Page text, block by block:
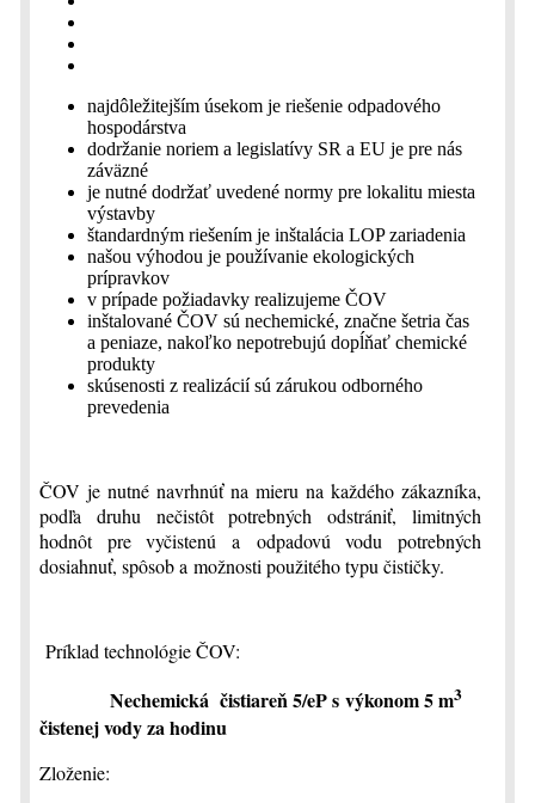
najdôležitejším úsekom je riešenie odpadového
hospodárstva
dodržanie noriem a legislatívy SR a EU je pre nás
záväzné
je nutné dodržať uvedené normy pre lokalitu miesta
výstavby
štandardným riešením je inštalácia LOP zariadenia
našou výhodou je používanie ekologických
prípravkov
v prípade požiadavky realizujeme ČOV
inštalované ČOV sú nechemické, značne šetria čas
a peniaze, nakoľko nepotrebujú dopĺňať chemické
produkty
skúsenosti z realizácií sú zárukou odborného
prevedenia
ČOV je nutné navrhnúť na mieru na každého zákazníka,
podľa druhu nečistôt potrebných odstrániť, limitných
hodnôt pre vyčistenú a odpadovú vodu potrebných
dosiahnuť, spôsob a možnosti použitého typu čističky.
Príklad technológie ČOV:
Nechemická čistiareň 5/eP s výkonom 5 m3
čistenej vody za hodinu
Zloženie: